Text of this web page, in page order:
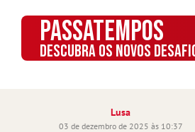
PASSATEMPOS
DESCUBRA OS NOVOS
Lusa
03 de dezembro de 2025 às 10:37